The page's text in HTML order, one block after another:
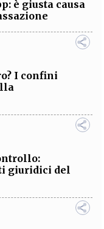
è giusta causa
I confini
giuridici del